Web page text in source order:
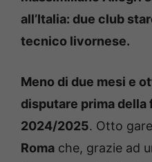
all’Italia: due club
tecnico livornese.
Meno di due mesi e
disputare prima della
2024/2025. Otto
Roma che, grazie ad